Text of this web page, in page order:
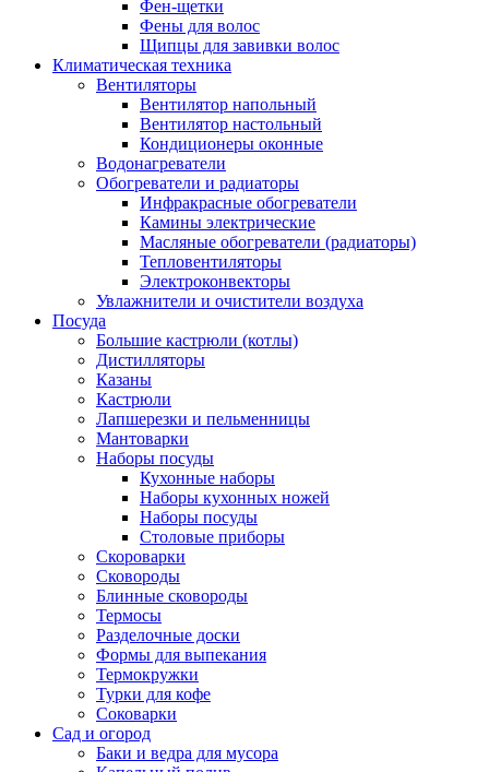
Фен-щетки
Фены для волос
Щипцы для завивки волос
Климатическая техника
Вентиляторы
Вентилятор напольный
Вентилятор настольный
Кондиционеры оконные
Водонагреватели
Обогреватели и радиаторы
Инфракрасные обогреватели
Камины электрические
Масляные обогреватели (радиаторы)
Тепловентиляторы
Электроконвекторы
Увлажнители и очистители воздуха
Посуда
Большие кастрюли (котлы)
Дистилляторы
Казаны
Кастрюли
Лапшерезки и пельменницы
Мантоварки
Наборы посуды
Кухонные наборы
Наборы кухонных ножей
Наборы посуды
Столовые приборы
Скороварки
Сковороды
Блинные сковороды
Термосы
Разделочные доски
Формы для выпекания
Термокружки
Турки для кофе
Соковарки
Сад и огород
Баки и ведра для мусора